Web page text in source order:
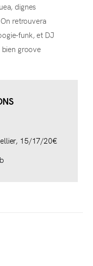
dignes
retrouvera
funk, et DJ
groove
15/17/20€